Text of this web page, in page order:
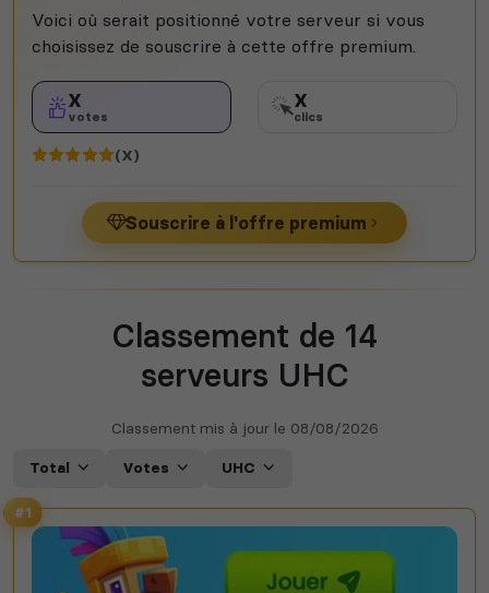
Voici où serait positionné votre serveur si vous
choisissez de souscrire à cette offre premium.
X
votes
X
clics
(X)
Souscrire à l'offre premium
Classement de 14
serveurs UHC
Classement mis à jour le 08/08/2026
Total Votes UHC
#1